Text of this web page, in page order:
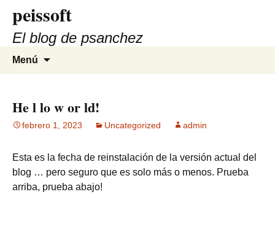
contenido
peissoft
El blog de psanchez
Menú
He l lo w or ld!
febrero 1, 2023 Uncategorized admin
Esta es la fecha de reinstalación de la versión actual del
blog … pero seguro que es solo más o menos. Prueba
arriba, prueba abajo!